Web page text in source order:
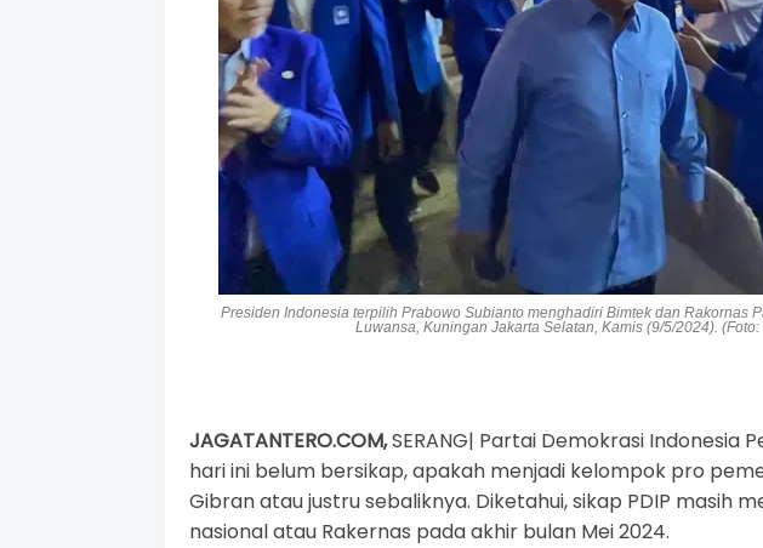
Presiden Indonesia terpilih Prabowo Subianto menghadiri Bimtek dan Rakornas
Luwansa, Kuningan Jakarta Selatan, Kamis (9/5/2024).
JAGATANTERO.COM,SERANG| Partai Demokrasi Indonesia
hari ini belum bersikap, apakah menjadi kelompok pro
Gibranatau justru sebaliknya. Diketahui, sikap PDIP masih
nasional atau Rakernas pada akhir bulan Mei 2024.